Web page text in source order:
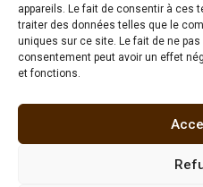
appareils. Le fait de consentir à ces
traiter des données telles que le
uniques sur ce site. Le fait de ne
consentement peut avoir un effet
et fonctions.
Je choisis mon